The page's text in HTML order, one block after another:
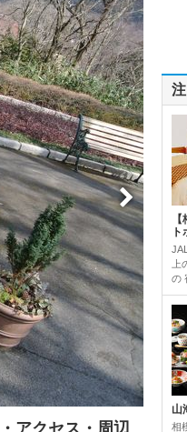
アクセス・周辺
の
山
相